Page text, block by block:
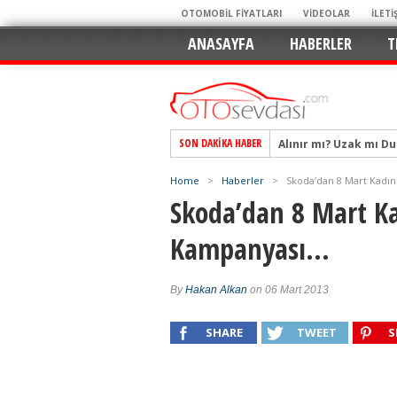
OTOMOBİL FİYATLARI VİDEOLAR
ANASAYFA HABERLER
SON DAKIKA HABER
Alınır mı? Uzak mı
Alpine A290 GTS:
EAT8’e Veda,
Crossover
Mercedes-Benz
Keskin Hatlar, GR
Geleceğin Kompakt
Pazarın Lideri,
Hem Şehirli Hem
TURKA’nın Dev
Home > Haberler > Skoda’dan 8 Mart
Skoda’dan 8 Mart
Kampanyası…
ByHakan Alkan on 06 Mart 2013
SHARE TWEET